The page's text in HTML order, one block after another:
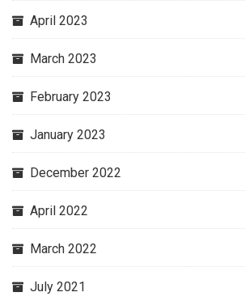
April 2023
March 2023
February 2023
January 2023
December 2022
April 2022
March 2022
July 2021